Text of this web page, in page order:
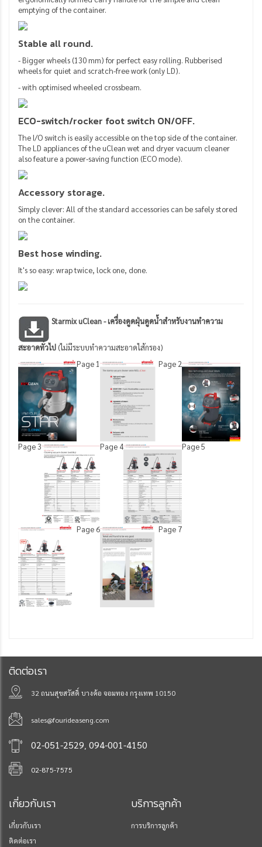
emptying of the container.
Stable all round.
- Bigger wheels (130 mm) for perfect easy rolling. Rubberised
wheels for quiet and scratch-free work (only LD).
- with optimised wheeled crossbeam.
ECO-switch/rocker foot switch ON/OFF.
The I/O switch is easily accessible on the top side of the container.
The LD appliances of the uClean wet and dryer vacuum cleaner
also feature a power-saving function (ECO mode).
Accessory storage.
Simply clever: All of the standard accessories can be safely stored
on the container.
Best hose winding.
It's so easy: wrap twice, lock one, done.
Starmix uClean - เครื่องดูดฝุ่นดูดน้ำสำหรับงานทำความ
สะอาดทั่วไป (ไม่มีระบบทำความสะอาดไส้กรอง)
Page 1
Page 2
Page 3 Page 4 Page 5
Page 6 Page 7
ติดต่อเรา
32 ถนนสุขสวัสดิ์ บางค้อ จอมทอง กรุงเทพ 10150
sales@fourideaseng.com
02-051-2529, 094-001-4150
02-875-7575
เกี่ยวกับเรา
เกี่ยวกับเรา
ติดต่อเรา
บริการลูกค้า
การบริการลูกค้า